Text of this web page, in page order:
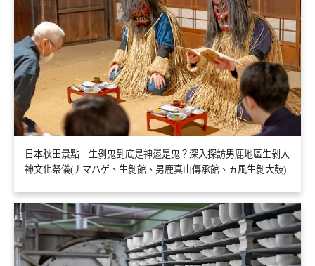
日本秋田景點｜生剝鬼到底是神還是鬼？深入探訪男鹿地區生剝大
神文化祭儀(ナマハゲ、生剝館、男鹿真山傳承館、五風生剝大鼓)